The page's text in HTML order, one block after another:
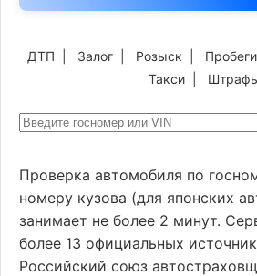
ДТП Залог Розыск Пробеги
Такси|
Проверка автомобиля по
номеру кузова (для японских
занимает не более 2 минут.
более 13 официальных
Российский союз